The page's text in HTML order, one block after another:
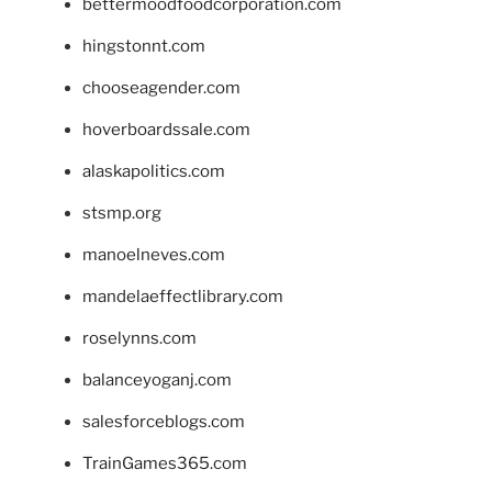
bettermoodfoodcorporation.com
hingstonnt.com
chooseagender.com
hoverboardssale.com
alaskapolitics.com
stsmp.org
manoelneves.com
mandelaeffectlibrary.com
roselynns.com
balanceyoganj.com
salesforceblogs.com
TrainGames365.com